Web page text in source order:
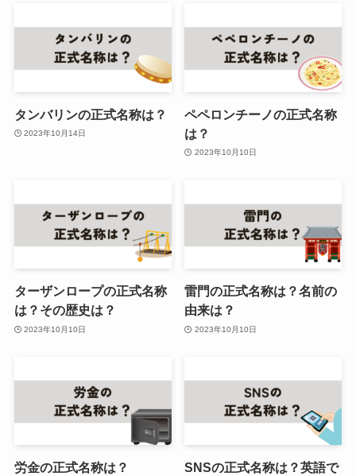
タンバリンの正式名称は？
2023年10月14日
ペペロンチーノの正式名称
は？
2023年10月10日
ターザンロープの正式名称
は？その歴史は？
2023年10月10日
雷門の正式名称は？名前の
由来は？
2023年10月10日
労金の正式名称は？
SNSの正式名称は？英語で